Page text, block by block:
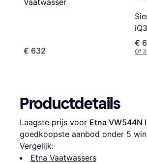
Vaatwasser
€ 632
€
Of
Productdetails
Laagste prijs voor Etna VW544N
goedkoopste aanbod onder 5
Vergelijk:
Etna Vaatwassers